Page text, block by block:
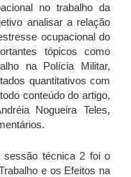
no trabalho da
analisar a relação
ocupacional do
tópicos como
na Polícia Militar,
quantitativos com
conteúdo do artigo,
Nogueira Teles,
sessão técnica 2 foi o
e os Efeitos na